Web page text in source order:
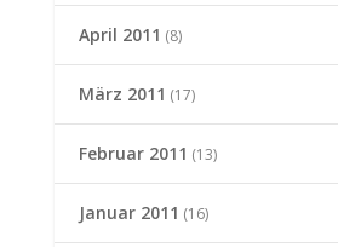
April 2011 (8)
März 2011 (17)
Februar 2011 (13)
Januar 2011 (16)